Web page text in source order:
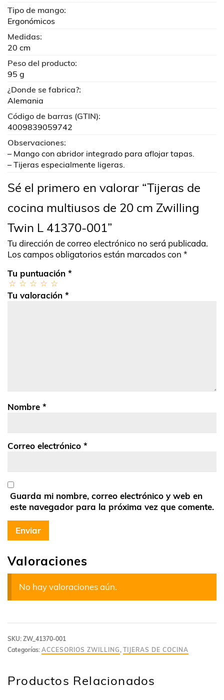
Tipo de mango:
Ergonómicos
Medidas:
20 cm
Peso del producto:
95 g
¿Donde se fabrica?:
Alemania
Código de barras (GTIN):
4009839059742
Observaciones:
– Mango con abridor integrado para aflojar tapas.
– Tijeras especialmente ligeras.
Valoraciones
No hay valoraciones aún.
Sé el primero en valorar “Tijeras de
cocina multiusos de 20 cm Zwilling
Twin L 41370-001”
Tu dirección de correo electrónico no será publicada.
Los campos obligatorios están marcados con *
Tu puntuación *
Tu valoración *
Nombre *
Correo electrónico *
Guarda mi nombre, correo electrónico y web en
este navegador para la próxima vez que comente.
SKU: ZW_41370-001
Categorías: ACCESORIOS ZWILLING , TIJERAS DE COCINA
Productos Relacionados